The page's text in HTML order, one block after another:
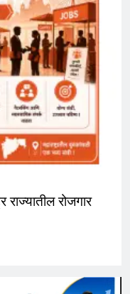
सरकारी नौकरी
MPSC Group C
क’ पदांच्या 5707
July 4, 2026